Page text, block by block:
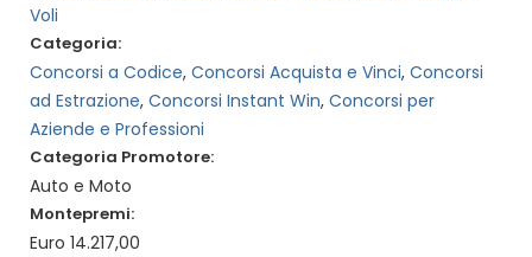
Voli
Categoria:
Concorsi a Codice, Concorsi Acquista e Vinci, Concorsi
ad Estrazione, Concorsi Instant Win, Concorsi per
Aziende e Professioni
Categoria Promotore:
Auto e Moto
Montepremi:
Euro 14.217,00